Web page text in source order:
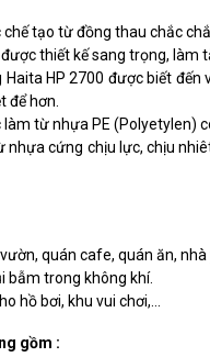
tạo từ đồng thau chắc
thiết kế sang trọng, làm
HP 2700 được biết
để hơn.
từ nhựa PE (Polyetylen)
nhựa cứng chịu lực, chịu
quán cafe, quán ăn, nhà
bẫm trong không khí.
hồ bơi, khu vui chơi,...
gồm :